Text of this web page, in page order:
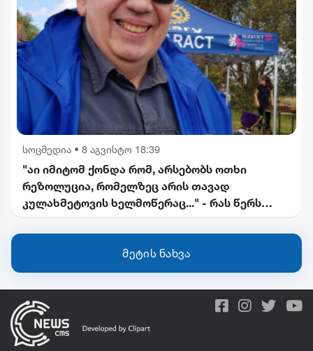
სოცმედია • 8 აგვისტო 18:39
"აი იმიტომ ქონდა რომ, არსებობს ოთხი
რეზოლუცია, რომელზეც არის თავად
კულახმეტოვის ხელმოწერაც..." - რას წერს
მეტის ნახვა